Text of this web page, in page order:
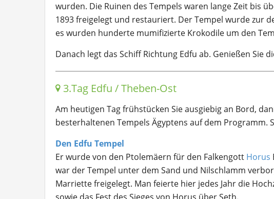
wurden. Die Ruinen des Tempels waren lange Zeit bis
1893 freigelegt und restauriert. Der Tempel wurde zur
es wurden hunderte mumifizierte Krokodile um den
Danach legt das Schiff Richtung Edfu ab. Genießen
3.Tag Edfu / Theben-Ost
Am heutigen Tag frühstücken Sie ausgiebig an Bord,
besterhaltenen Tempels Ägyptens auf dem Programm.
Den Edfu Tempel
Er wurde von den Ptolemäern für den Falkengott Horus
war der Tempel unter dem Sand und Nilschlamm
Marriette freigelegt. Man feierte hier jedes Jahr die